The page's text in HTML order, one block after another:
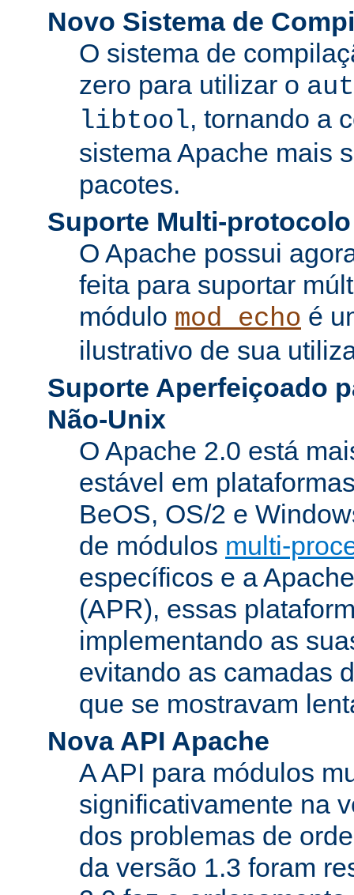
Novo Sistema de
O sistema de
zero para utilizar o
libtool, tornando a
sistema Apache mais
pacotes.
Suporte Multi-protocolo
O Apache possui
feita para suportar
módulo mod_echo é
ilustrativo de sua
Suporte Aperfeiçoado
Não-Unix
O Apache 2.0 está
estável em
BeOS, OS/2 e
de módulos multi-
específicos e a
(APR), essas
implementando as
evitando as camadas
que se mostravam
Nova API Apache
A API para módulos
significativamente na
dos problemas de
da versão 1.3 foram